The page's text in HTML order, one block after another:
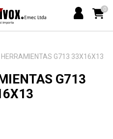
0
G713 33X16X13
G713